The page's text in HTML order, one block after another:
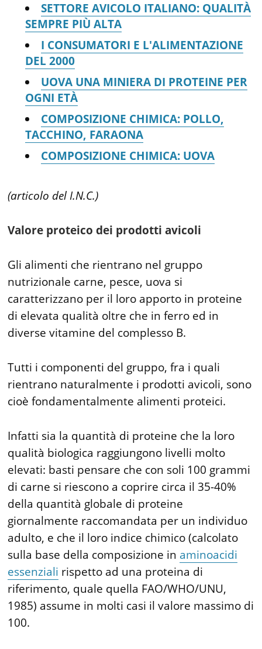
SETTORE AVICOLO ITALIANO: QUALITÀ
SEMPRE PIÙ ALTA
I CONSUMATORI E L'ALIMENTAZIONE
DEL 2000
UOVA UNA MINIERA DI PROTEINE PER
OGNI ETÀ
COMPOSIZIONE CHIMICA: POLLO,
TACCHINO, FARAONA
COMPOSIZIONE CHIMICA: UOVA
(articolo del I.N.C.)
Valore proteico dei prodotti avicoli
Gli alimenti che rientrano nel gruppo
nutrizionale carne, pesce, uova si
caratterizzano per il loro apporto in proteine
di elevata qualità oltre che in ferro ed in
diverse vitamine del complesso B.
Tutti i componenti del gruppo, fra i quali
rientrano naturalmente i prodotti avicoli, sono
cioè fondamentalmente alimenti proteici.
Infatti sia la quantità di proteine che la loro
qualità biologica raggiungono livelli molto
elevati: basti pensare che con soli 100 grammi
di carne si riescono a coprire circa il 35-40%
della quantità globale di proteine
giornalmente raccomandata per un individuo
adulto, e che il loro indice chimico (calcolato
sulla base della composizione in aminoacidi
essenziali rispetto ad una proteina di
riferimento, quale quella FAO/WHO/UNU,
1985) assume in molti casi il valore massimo di
100.